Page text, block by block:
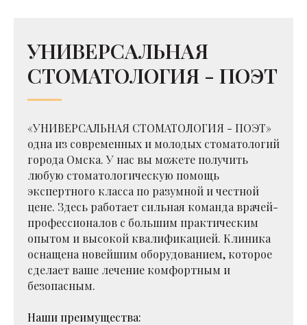
УНИВЕРСАЛЬНАЯ
СТОМАТОЛОГИЯ - ПОЭТ
«УНИВЕРСАЛЬНАЯ СТОМАТОЛОГИЯ - ПОЭТ»
одна из современных и молодых стоматологий
города Омска. У нас вы можете получить
любую стоматологическую помощь
экспертного класса по разумной и честной
цене. Здесь работает сильная команда врачей-
профессионалов с большим практическим
опытом и высокой квалификацией. Клиника
оснащена новейшим оборудованием, которое
сделает ваше лечение комфортным и
безопасным.
Наши преимущества: